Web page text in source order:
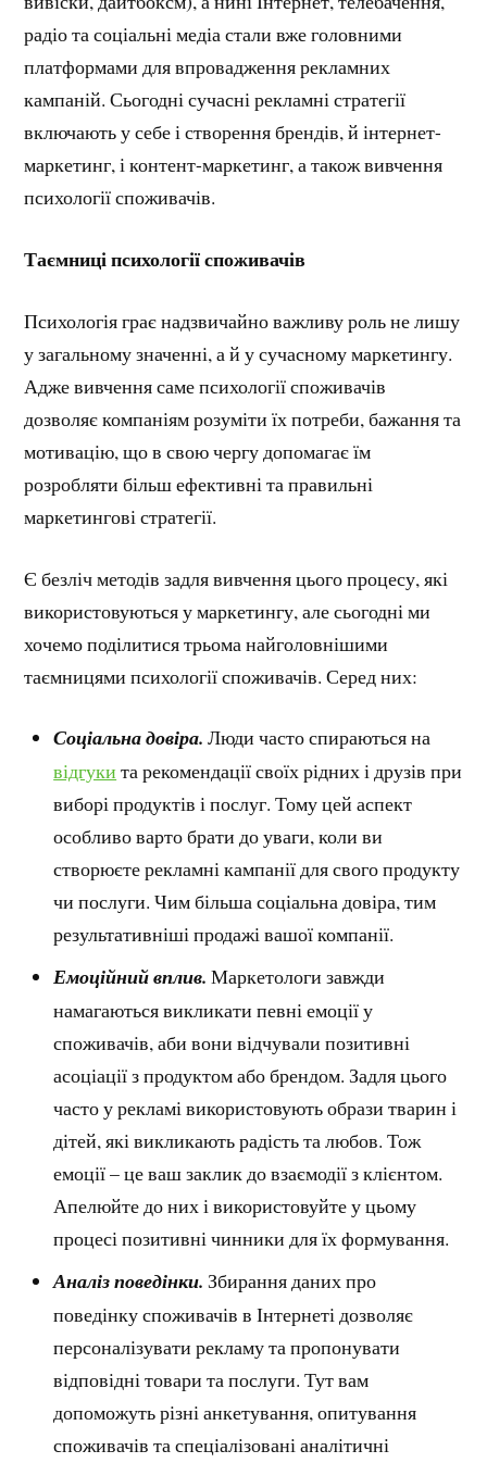
радіо та соціальні медіа стали вже головними
платформами для впровадження рекламних
кампаній. Сьогодні сучасні рекламні стратегії
включають у себе і створення брендів, й інтернет-
маркетинг, і контент-маркетинг, а також вивчення
психології споживачів.
Таємниці психології споживачів
Психологія грає надзвичайно важливу роль не лишу
у загальному значенні, а й у сучасному маркетингу.
Адже вивчення саме психології споживачів
дозволяє компаніям розуміти їх потреби, бажання та
мотивацію, що в свою чергу допомагає їм
розробляти більш ефективні та правильні
маркетингові стратегії.
Є безліч методів задля вивчення цього процесу, які
використовуються у маркетингу, але сьогодні ми
хочемо поділитися трьома найголовнішими
таємницями психології споживачів. Серед них:
Соціальна довіра. Люди часто спираються на
відгуки та рекомендації своїх рідних і друзів при
виборі продуктів і послуг. Тому цей аспект
особливо варто брати до уваги, коли ви
створюєте рекламні кампанії для свого продукту
чи послуги. Чим більша соціальна довіра, тим
результативніші продажі вашої компанії.
Емоційний вплив. Маркетологи завжди
намагаються викликати певні емоції у
споживачів, аби вони відчували позитивні
асоціації з продуктом або брендом. Задля цього
часто у рекламі використовують образи тварин і
дітей, які викликають радість та любов. Тож
емоції – це ваш заклик до взаємодії з клієнтом.
Апелюйте до них і використовуйте у цьому
процесі позитивні чинники для їх формування.
Аналіз поведінки. Збирання даних про
поведінку споживачів в Інтернеті дозволяє
персоналізувати рекламу та пропонувати
відповідні товари та послуги. Тут вам
допоможуть різні анкетування, опитування
споживачів та спеціалізовані аналітичні